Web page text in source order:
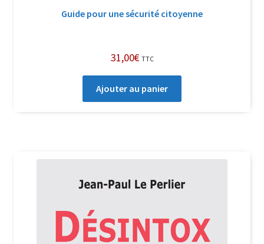
Guide pour une sécurité citoyenne
31,00€ TTC
Ajouter au panier